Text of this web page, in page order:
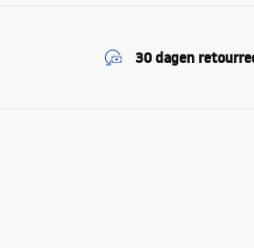
30 dagen